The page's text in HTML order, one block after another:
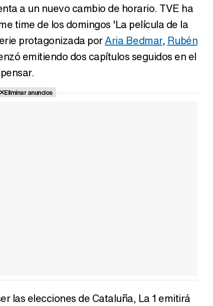
a un nuevo cambio de horario. TVE ha
time de los domingos 'La película de la
protagonizada porAria Bedmar, Rubén
emitiendo dos capítulos seguidos en el
Eliminar anuncios
las elecciones de Cataluña, La 1 emitirá